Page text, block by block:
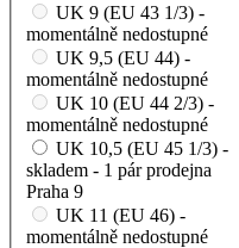
UK 9 (EU 43 1/3) -
momentálně nedostupné
UK 9,5 (EU 44) -
momentálně nedostupné
UK 10 (EU 44 2/3) -
momentálně nedostupné
UK 10,5 (EU 45 1/3) -
skladem - 1 pár prodejna
Praha 9
UK 11 (EU 46) -
momentálně nedostupné